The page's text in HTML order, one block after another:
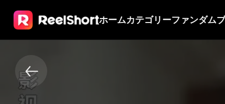
ホームカテゴリーファンダム